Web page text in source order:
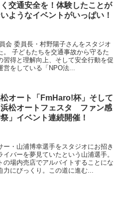
く交通安全を！体験したことが
ようなイベントがいっぱい！
会 委員長・村野陽子さんをスタジオ
。 子どもたちを交通事故から守るた
習得と理解向上、そして安全行動を促
をしている「NPO法...
オート「FmHaro!杯」そして
浜松オートフェスタ ファン感
」イベント連続開催！
・山浦博幸選手をスタジオにお招き
バーを夢見ていたという山浦選手。
の場内売店でアルバイトすることにな
力にびっくり。この道に進む...